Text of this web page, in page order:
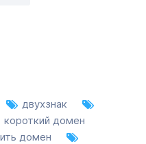
двухзнак
короткий домен
домен